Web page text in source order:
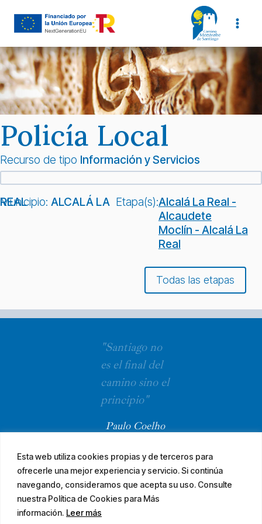
Esta web utiliza cookies propias y de terceros para
ofrecerle una mejor experiencia y servicio. Si continúa
navegando, consideramos que acepta su uso. Consulte
nuestra Política de Cookies para Más
información. Leer más
Policía Local
Recurso de tipo Información y Servicios
Municipio:
ALCALÁ LA REAL Etapa(s):Alcalá La Real -
Alcaudete
Moclín - Alcalá La
Real
Todas las etapas
"Santiago no
es el final del
camino sino el
principio"
Paulo Coelho